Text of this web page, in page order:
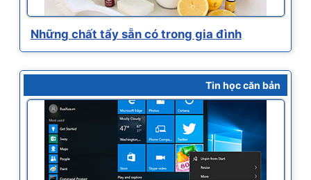
Những chất tẩy sẵn có trong gia đình
Tin học căn bản